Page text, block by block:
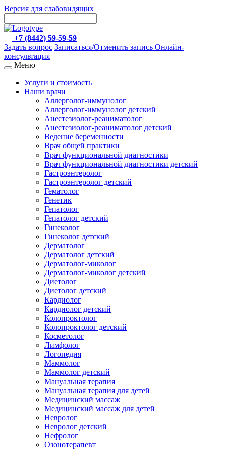
Версия для слабовидящих
+7 (8442) 59-59-59
Задать вопрос Записаться/Отменить запись Онлайн-
консультация
Меню
Услуги и стоимость
Наши врачи
Аллерголог-иммунолог
Аллерголог-иммунолог детский
Анестезиолог-реаниматолог
Анестезиолог-реаниматолог детский
Ведение беременности
Врач общей практики
Врач функциональной диагностики
Врач функциональной диагностики детский
Гастроэнтеролог
Гастроэнтеролог детский
Гематолог
Генетик
Гепатолог
Гепатолог детский
Гинеколог
Гинеколог детский
Дерматолог
Дерматолог детский
Дерматолог-миколог
Дерматолог-миколог детский
Диетолог
Диетолог детский
Кардиолог
Кардиолог детский
Колопроктолог
Колопроктолог детский
Косметолог
Лимфолог
Логопедия
Маммолог
Маммолог детский
Мануальная терапия
Мануальная терапия для детей
Медицинский массаж
Медицинский массаж для детей
Невролог
Невролог детский
Нефролог
Озонотерапевт